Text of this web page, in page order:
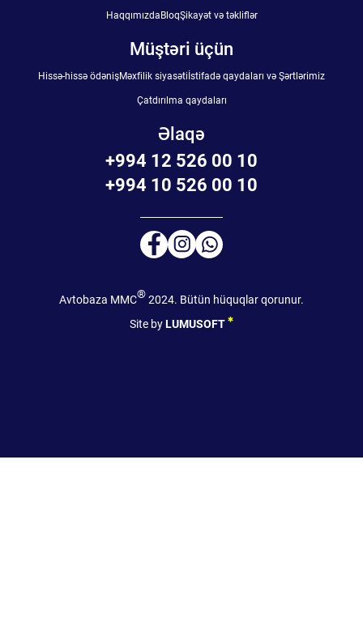
HaqqımızdaBloqŞikayət və təkliflər
Müştəri üçün
Hissə-hissə ödənişMəxfilik siyasətiİstifadə qaydaları və Şərtlərimiz
Çatdırılma qaydaları
Əlaqə
+994 12 526 00 10
+994 10 526 00 10
Avtobaza MMC®2024. Bütün hüquqlar qorunur.
Site byLUMUSOFT